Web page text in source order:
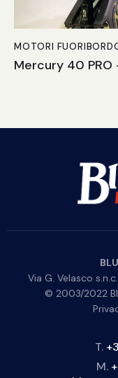
MOTORI
Mercury 40
Via G. Velasco
© 2003/2022
T.
M.